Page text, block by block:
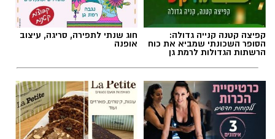
תגים:טיול
קפיצה קטנה קנייה גדולה:
הסופר השכונתי שמביא את כוח
הרשתות הגדולות לרמת גן
חוג שנתי לתפירה, סריגה, עיצוב
אופנה